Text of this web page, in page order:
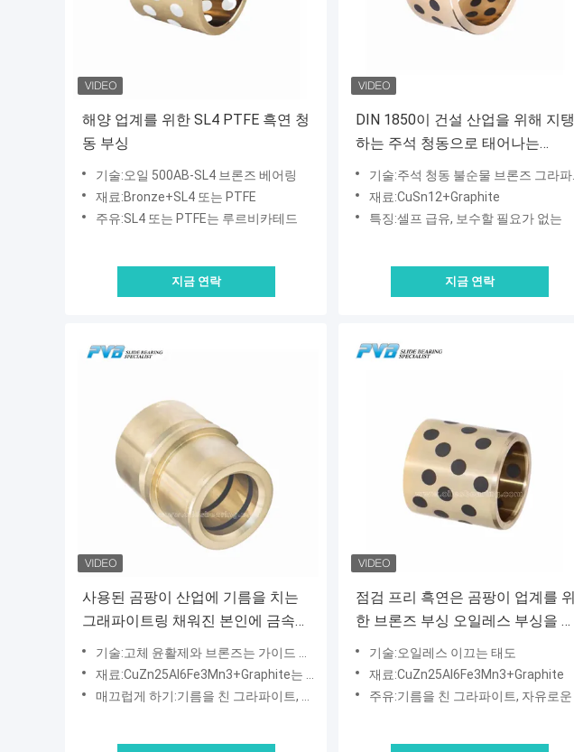
해양 업계를 위한 SL4 PTFE 흑연 청
동 부싱
기술:오일 500AB-SL4 브론즈 베어링
재료:Bronze+SL4 또는 PTFE
주유:SL4 또는 PTFE는 루르비카테드
지금 연락
DIN 1850이 건설 산업을 위해 지탱
하는 주석 청동으로 태어나는
CuSn12 흑연 청동
기술:주석 청동 불순물 브론즈 그라파이트 오일레스 태도
재료:CuSn12+Graphite
특징:셀프 급유, 보수할 필요가 없는
지금 연락
사용된 곰팡이 산업에 기름을 치는
그래파이트링 채워진 본인에 금속을
입히는 CuZn25Al6Fe3Mn3 오일레
스 브론즈
기술:고체 윤활제와 브론즈는 가이드 부싱을 울립니다
재료:CuZn25Al6Fe3Mn3+Graphite는 울립니다
매끄럽게 하기:기름을 친 그라파이트, 자유로운 마인텐턴스
점검 프리 흑연은 곰팡이 업계를 위
한 브론즈 부싱 오일레스 부싱을 메
웠습니다
기술:오일레스 이끄는 태도
재료:CuZn25Al6Fe3Mn3+Graphite
주유:기름을 친 그라파이트, 자유로운 마인텐턴스